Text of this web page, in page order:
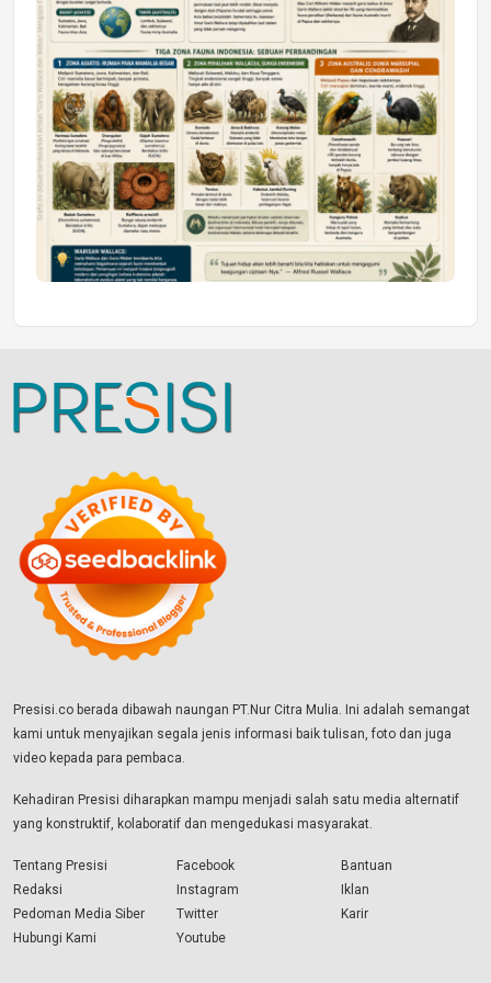
Presisi.co berada dibawah naungan PT.Nur Citra Mulia. Ini adalah semangat
kami untuk menyajikan segala jenis informasi baik tulisan, foto dan juga
video kepada para pembaca.
Kehadiran Presisi diharapkan mampu menjadi salah satu media alternatif
yang konstruktif, kolaboratif dan mengedukasi masyarakat.
Tentang Presisi
Redaksi
Pedoman Media Siber
Hubungi Kami
Facebook
Instagram
Twitter
Youtube
Bantuan
Iklan
Karir